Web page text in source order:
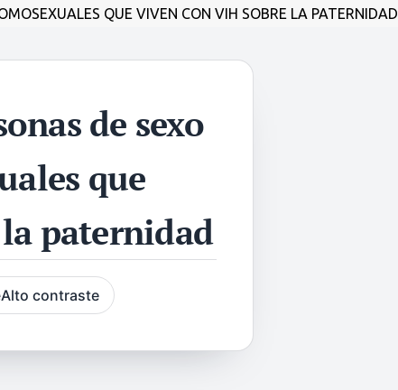
QUE VIVEN CON VIH SOBRE LA PATERNIDAD